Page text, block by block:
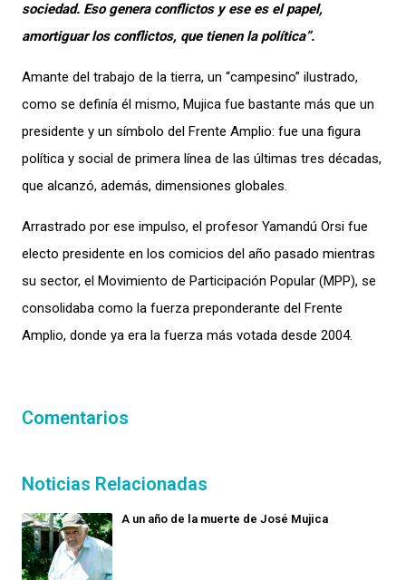
sociedad. Eso genera conflictos y ese es el papel,
amortiguar los conflictos, que tienen la política”.
Amante del trabajo de la tierra, un “campesino” ilustrado,
como se definía él mismo, Mujica fue bastante más que un
presidente y un símbolo del Frente Amplio: fue una figura
política y social de primera línea de las últimas tres décadas,
que alcanzó, además, dimensiones globales.
Arrastrado por ese impulso, el profesor Yamandú Orsi fue
electo presidente en los comicios del año pasado mientras
su sector, el Movimiento de Participación Popular (MPP), se
consolidaba como la fuerza preponderante del Frente
Amplio, donde ya era la fuerza más votada desde 2004.
Comentarios
Noticias Relacionadas
A un año de la muerte de José Mujica